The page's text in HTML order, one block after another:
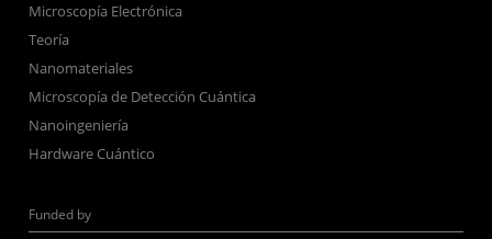
Microscopía Electrónica
Teoría
Nanomateriales
Microscopía de Detección Cuántica
Nanoingeniería
Hardware Cuántico
Funded by